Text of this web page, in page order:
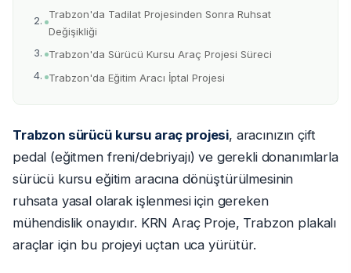
Trabzon'da Tadilat Projesinden Sonra Ruhsat
Değişikliği
Trabzon'da Sürücü Kursu Araç Projesi Süreci
Trabzon'da Eğitim Aracı İptal Projesi
Trabzon sürücü kursu araç projesi, aracınızın çift
pedal (eğitmen freni/debriyajı) ve gerekli donanımlarla
sürücü kursu eğitim aracına dönüştürülmesinin
ruhsata yasal olarak işlenmesi için gereken
mühendislik onayıdır. KRN Araç Proje, Trabzon plakalı
araçlar için bu projeyi uçtan uca yürütür.